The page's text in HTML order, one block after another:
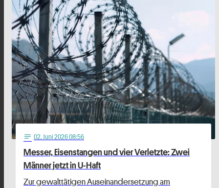
notes 02. Juni 2026 08:56
Messer, Eisenstangen und vier Verletzte: Zwei
Männer jetzt in U-Haft
Zur gewalttätigen Auseinandersetzung am